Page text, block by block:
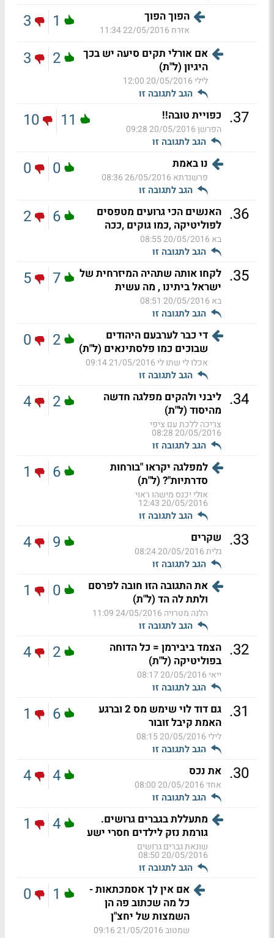
הפוך הפוך
אזרח 22/05/2016 11:34
1
3
אם אורלי תקים סיעה יש בכך
היגיון (ל"ת)
לילי20/05/2016 12:00
הגב לתגובה זו
2
3
37
. כפויית טובה!!
הפרשן20/05/2016 09:28
הגב לתגובה זו
11
10
נו באמת
פרשנדתא 26/05/2016 08:36
הגב לתגובה זו
0
0
36
.
האנשים הכי גרועים מטפסים
לפוליטיקה ,כמו גוקים ,ככה
בא 20/05/2016 08:55
הגב לתגובה זו
6
2
35
. לקחו אותה שתהיה המיזרחית של
ישראל ביתינו , מה עשית
בא 20/05/2016 08:51
הגב לתגובה זו
7
5
די כבר לערבעם היהודים
שבוכים כמו פלסתינאים (ל"ת)
אכלו לי שתו לי21/05/2016 09:14
הגב לתגובה זו
2
0
34
. ליבני ולהקים מפלגה חדשה
מהיסוד (ל"ת)
צריכה ללכת עם ציפי
20/05/2016 08:28
הגב לתגובה זו
2
4
למפלגה יקראו "בורחות
סדרתיות"? (ל"ת)
אולי יכנס מישהו ראוי
20/05/2016 12:43
הגב לתגובה זו
6
1
33
. שקרים
גלית20/05/2016 08:24
הגב לתגובה זו
9
4
את התגובה הזו חובה לפרסם
ולתת לה הד (ל"ת)
הלנה מטרויה 24/05/2016 11:09
הגב לתגובה זו
0
1
32
. הצמד ביבירמן = כל הדוחה
בפוליטיקה (ל"ת)
ייאי20/05/2016 08:17
הגב לתגובה זו
2
4
31
.
גם דוד לוי שימש מס 2 וברגע
האמת קיבל זובור
לילי20/05/2016 08:15
הגב לתגובה זו
6
1
30
. את נכס
אחד20/05/2016 08:00
הגב לתגובה זו
4
4
מתעללת בגברים גרושים.
גורמת נזק לילדים חסרי ישע
שונאת גברים גרושים
20/05/2016 08:50
הגב לתגובה זו
4
1
אם אין לך אסמכתאות -
כל מה שכתוב פה הן
השמצות של יחצ"ן
שמטוב21/05/2016 09:16
1
0